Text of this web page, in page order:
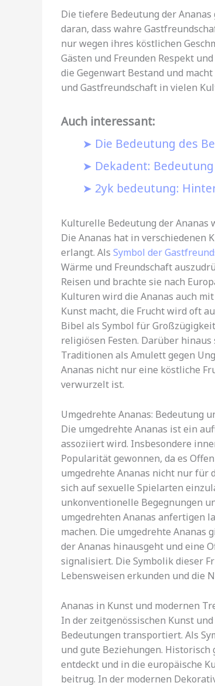
Die tiefere Bedeutung der
daran, dass wahre
nur wegen ihres köstlichen
Gästen und Freunden Respekt
die Gegenwart Bestand und
und Gastfreundschaft in vielen
Auch interessant:
Die Bedeutung des
Dekadent:
2yk bedeutung:
Kulturelle Bedeutung der Ananas
Die Ananas hat in verschiedenen
erlangt. Als Symbol der
Wärme und Freundschaft
Reisen und brachte sie nach
Kulturen wird die Ananas auch
Kunst macht, die Frucht wird oft
Bibel als Symbol für
religiösen Festen. Darüber
Traditionen als Amulett gegen
Ananas nicht nur eine köstliche
verwurzelt ist.
Umgedrehte Ananas: Bedeutung
Die umgedrehte Ananas ist ein
assoziiert wird. Insbesondere
Popularität gewonnen, da es
umgedrehte Ananas nicht nur für
sich auf sexuelle Spielarten
unkonventionelle Begegnungen
umgedrehten Ananas anfertigen
machen. Die umgedrehte
der Ananas hinausgeht und eine
signalisiert. Die Symbolik dieser
Lebensweisen erkunden und die
Ananas in Kunst und modernen
In der zeitgenössischen Kunst
Bedeutungen transportiert. Als
und gute Beziehungen.
entdeckt und in die europäische
beitrug. In der modernen